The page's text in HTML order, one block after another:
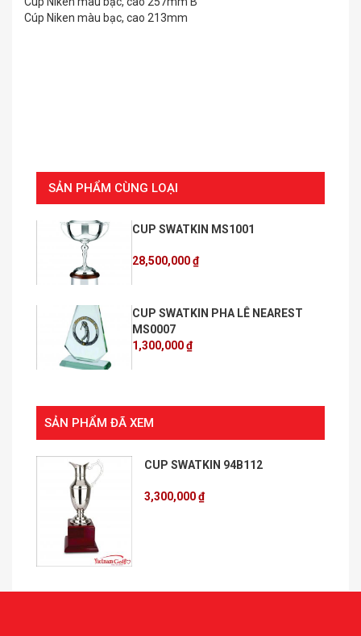
Cúp Niken màu bạc, cao 213mm
SẢN PHẨM CÙNG LOẠI
CUP SWATKIN MS1001
28,500,000 ₫
CUP SWATKIN PHA LÊ NEAREST
MS0007
1,300,000 ₫
SẢN PHẨM ĐÃ XEM
CUP SWATKIN 94B112
3,300,000 ₫